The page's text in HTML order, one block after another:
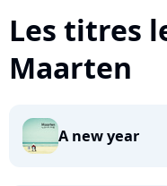
Les titres
Maarten
A new year